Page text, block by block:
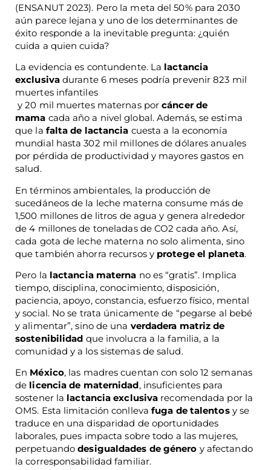
(ENSANUT 2023). Pero la meta del 50% para 2030
aún parece lejana y uno de los determinantes de
éxito responde a la inevitable pregunta: ¿quién
cuida a quien cuida?
La evidencia es contundente. La lactancia
exclusivadurante 6 meses podría prevenir 823 mil
muertes infantiles
y 20 mil muertes maternas porcáncer de
mama cada año a nivel global. Además, se estima
que la falta de lactancia cuesta a la economía
mundial hasta 302 mil millones de dólares anuales
por pérdida de productividad y mayores gastos en
salud.
En términos ambientales, la producción de
sucedáneos de la leche materna consume más de
1,500 millones de litros de agua y genera alrededor
de 4 millones de toneladas de CO2 cada año. Así,
cada gota de leche materna no solo alimenta, sino
que también ahorra recursos y protege el planeta.
Pero la lactancia materna no es “gratis”. Implica
tiempo, disciplina, conocimiento, disposición,
paciencia, apoyo, constancia, esfuerzo físico, mental
y social. No se trata únicamente de “pegarse al bebé
y alimentar”, sino de una verdadera matriz de
sostenibilidad que involucra a la familia, a la
comunidad y a los sistemas de salud.
En México, las madres cuentan con solo 12 semanas
de licencia de maternidad, insuficientes para
sostener la lactancia exclusiva recomendada por la
OMS. Esta limitación conllevafuga de talentosy se
traduce en una disparidad de oportunidades
laborales, pues impacta sobre todo a las mujeres,
perpetuandodesigualdades de género y afectando
la corresponsabilidad familiar.